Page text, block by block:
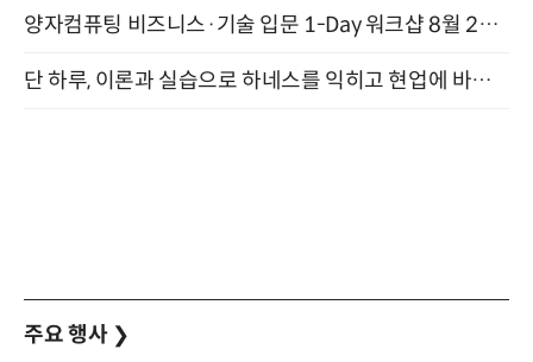
양자컴퓨팅 비즈니스·기술 입문 1-Day 워크샵 8월 28일 개최
단 하루, 이론과 실습으로 하네스를 익히고 현업에 바로 쓰는 핸즈온 워크숍 (8/20)
주요 행사 ❯